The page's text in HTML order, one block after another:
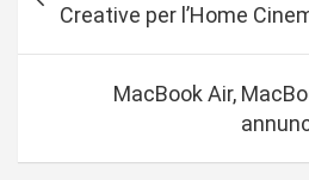
a
Creative per l’Home
MacBook Air,